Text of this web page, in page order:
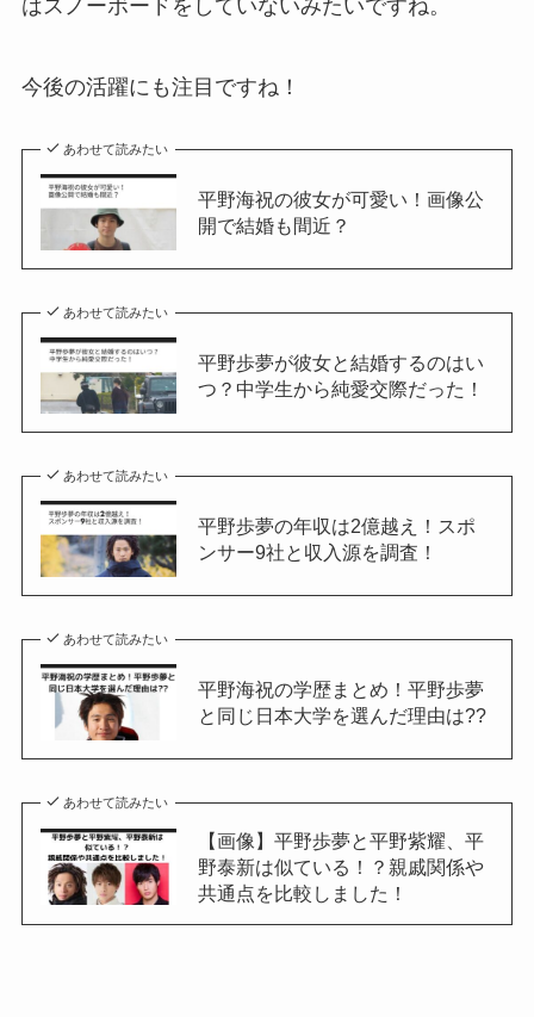
はスノーボードをしていないみたいですね。
今後の活躍にも注目ですね！
あわせて読みたい
平野海祝の彼女が可愛い！画像公
開で結婚も間近？
あわせて読みたい
平野歩夢が彼女と結婚するのはい
つ？中学生から純愛交際だった！
あわせて読みたい
平野歩夢の年収は2億越え！スポ
ンサー9社と収入源を調査！
あわせて読みたい
平野海祝の学歴まとめ！平野歩夢
と同じ日本大学を選んだ理由は??
あわせて読みたい
【画像】平野歩夢と平野紫耀、平
野泰新は似ている！？親戚関係や
共通点を比較しました！